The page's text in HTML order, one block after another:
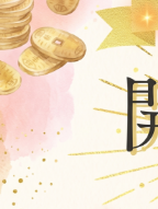
次回8月8日（土）
チャルYouTuber
けします。
この日の放送を
※放送エリア外の
だけます。
ところが、何かふ
例えば、小さいお
れど身体がついて
になったりする
気な「キャー！」
いうくらいで済
ういうことなんで
この心理テストで
己主張ニガテ度」
ダムの水は「溜め
ムの何が気にな
込んでしまうの
【解答】